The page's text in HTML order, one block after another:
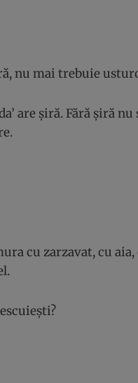
nu mai trebuie
are șiră. Fără șiră
cu zarzavat, cu